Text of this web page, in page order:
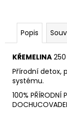
Popis
KŘEMELINA
Přírodní detox,
systému.
100% PŘÍRODNÍ